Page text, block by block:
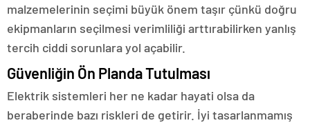
malzemelerinin seçimi büyük önem taşır çünkü doğru
ekipmanların seçilmesi verimliliği arttırabilirken yanlış
tercih ciddi sorunlara yol açabilir.
Güvenliğin Ön Planda Tutulması
Elektrik sistemleri her ne kadar hayati olsa da
beraberinde bazı riskleri de getirir. İyi tasarlanmamış